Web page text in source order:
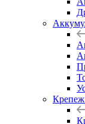
Крепеж